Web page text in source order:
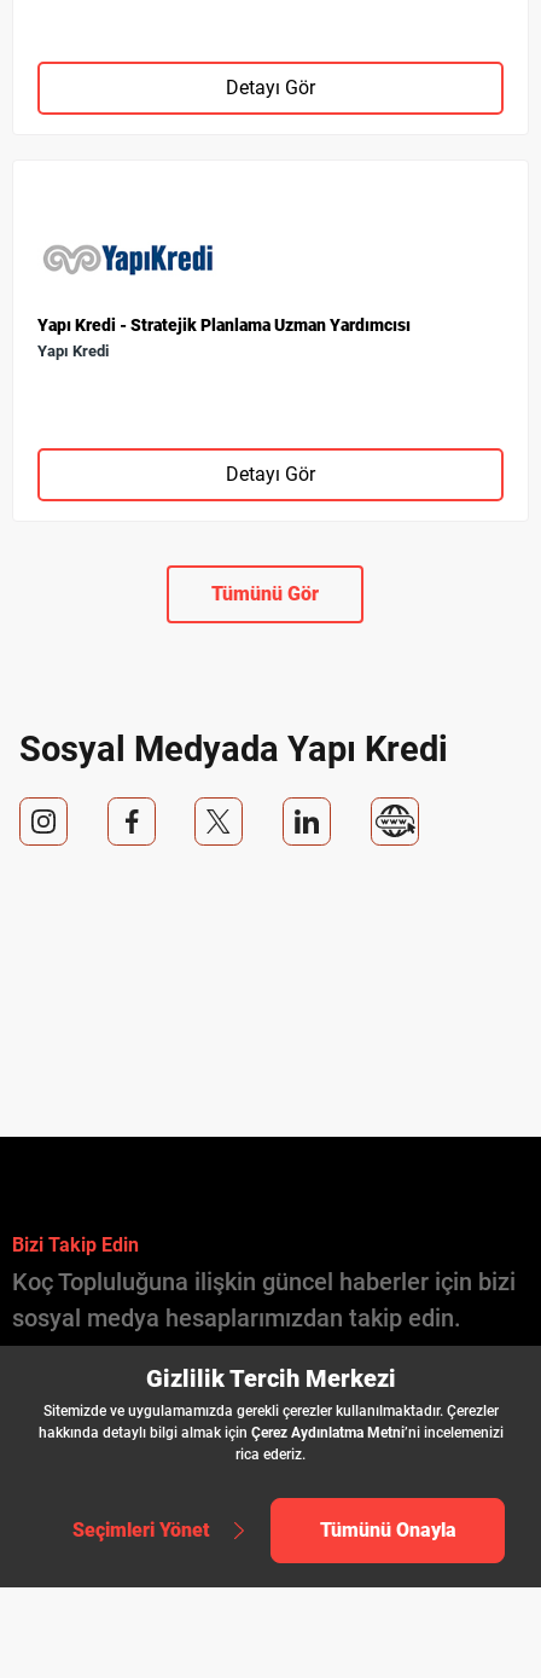
Detayı Gör
Yapı Kredi - Stratejik Planlama Uzman Yardımcısı
Yapı Kredi
Detayı Gör
Tümünü Gör
Sosyal Medyada Yapı Kredi
Bizi Takip Edin
Koç Topluluğuna ilişkin güncel haberler için bizi
sosyal medya hesaplarımızdan takip edin.
İş İlanları
Gizlilik Tercih Merkezi
Sitemizde ve uygulamamızda gerekli çerezler kullanılmaktadır. Çerezler
hakkında detaylı bilgi almak için Çerez Aydınlatma Metni’ni incelemenizi
rica ederiz.
Seçimleri Yönet Tümünü Onayla